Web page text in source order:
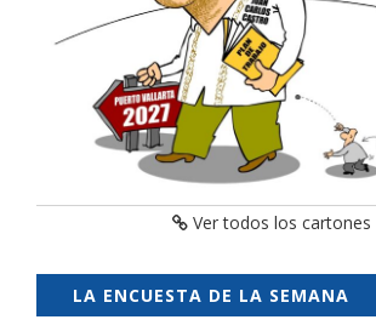
Ver todos los cartones
LA ENCUESTA DE LA SEMANA